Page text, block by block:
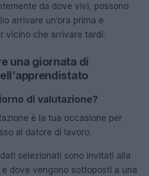
da dove vivi, possono
arrivare un’ora prima e
vicino che arrivare tardi.
una giornata di
di valutazione?
è la tua occasione per
al datore di lavoro.
selezionati sono invitati alla
e dove vengono sottoposti a una